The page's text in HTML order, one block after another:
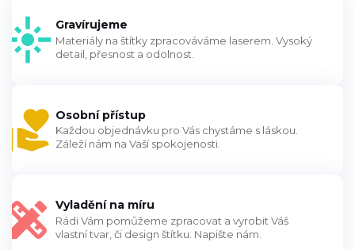
Gravírujeme
Materiály na štítky zpracováváme laserem. Vysoký
detail, přesnost a odolnost.
Osobní přístup
Každou objednávku pro Vás chystáme s láskou.
Záleží nám na Vaší spokojenosti.
Vyladění na míru
Rádi Vám pomůžeme zpracovat a vyrobit Váš
vlastní tvar, či design štítku. Napište nám.